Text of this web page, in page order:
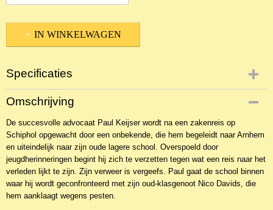
IN WINKELWAGEN
Specificaties
Productcode
NBKR-23346
EAN code
9789023993476
Omschrijving
De succesvolle advocaat Paul Keijser wordt na een zakenreis op
Schiphol opgewacht door een onbekende, die hem begeleidt naar Arnhem
en uiteindelijk naar zijn oude lagere school. Overspoeld door
jeugdherinneringen begint hij zich te verzetten tegen wat een reis naar het
verleden lijkt te zijn. Zijn verweer is vergeefs. Paul gaat de school binnen
waar hij wordt geconfronteerd met zijn oud-klasgenoot Nico Davids, die
hem aanklaagt wegens pesten.